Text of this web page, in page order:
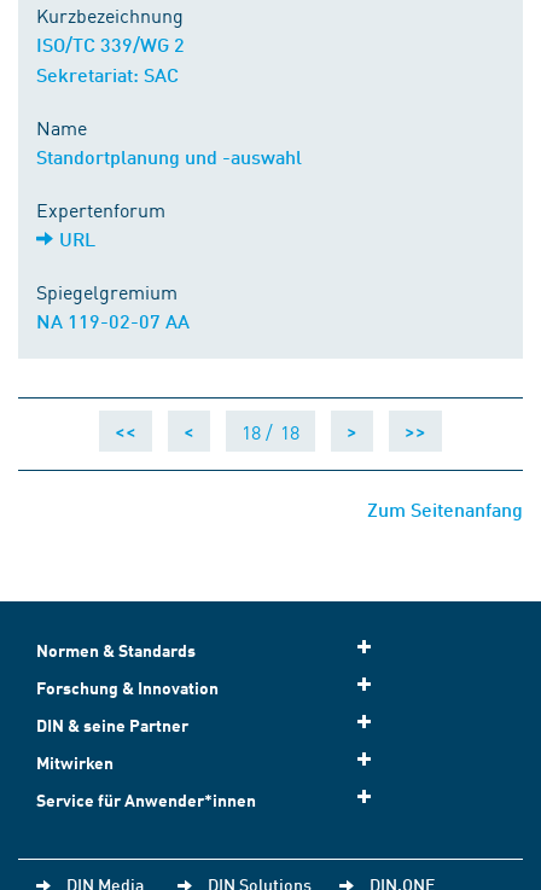
Kurzbezeichnung
ISO/TC 339/WG 2
Sekretariat: SAC
Name
Standortplanung und -auswahl
Expertenforum
URL
Spiegelgremium
NA 119-02-07 AA
<< < 18 / 18 > >>
Zum Seitenanfang
Normen & Standards
Forschung & Innovation
DIN & seine Partner
Mitwirken
Service für Anwender*innen
DIN Media DIN Solutions DIN.ONE